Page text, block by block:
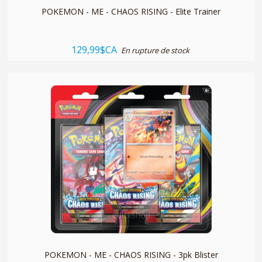
POKEMON - ME - CHAOS RISING - Elite Trainer
129,99$CA En rupture de stock
quickshop
POKEMON - ME - CHAOS RISING - 3pk Blister